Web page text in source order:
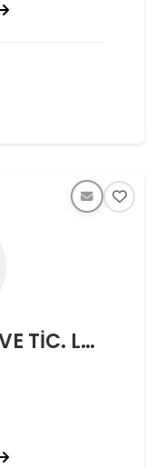
AŞİNA TEKSTİL SAN. VE TİC. LTD. ŞTİ.